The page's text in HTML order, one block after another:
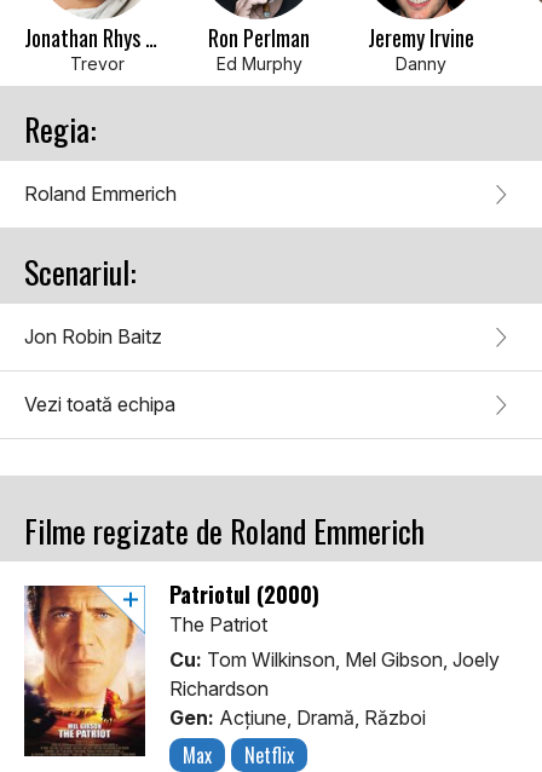
Jonathan Rhys Meyers
Trevor
Ron Perlman
Ed Murphy
Jeremy Irvine
Danny
Regia:
Roland Emmerich
Scenariul:
Jon Robin Baitz
Vezi toată echipa
Filme regizate de Roland Emmerich
Patriotul (2000)
The Patriot
Cu: Tom Wilkinson, Mel Gibson, Joely
Richardson
Gen: Acţiune, Dramă, Război
Max Netflix